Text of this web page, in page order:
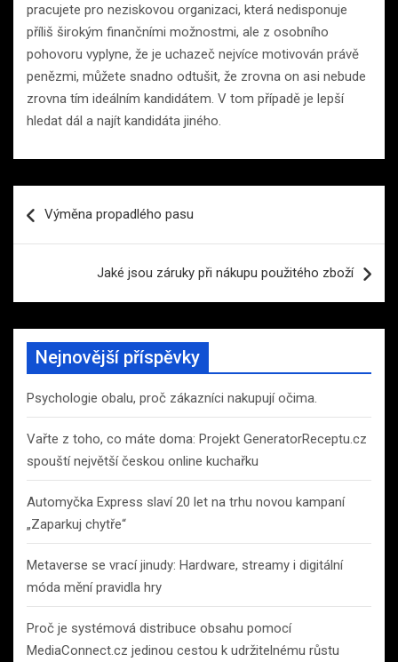
pracujete pro neziskovou organizaci, která nedisponuje
příliš širokým finančními možnostmi, ale z osobního
pohovoru vyplyne, že je uchazeč nejvíce motivován právě
penězmi, můžete snadno odtušit, že zrovna on asi nebude
zrovna tím ideálním kandidátem. V tom případě je lepší
hledat dál a najít kandidáta jiného.
pro
Výměna propadlého pasu
Jaké jsou záruky při nákupu použitého zboží
Nejnovější příspěvky
Psychologie obalu, proč zákazníci nakupují očima.
Vařte z toho, co máte doma: Projekt GeneratorReceptu.cz
spouští největší českou online kuchařku
Automyčka Express slaví 20 let na trhu novou kampaní
„Zaparkuj chytře“
Metaverse se vrací jinudy: Hardware, streamy i digitální
móda mění pravidla hry
Proč je systémová distribuce obsahu pomocí
MediaConnect.cz jedinou cestou k udržitelnému růstu